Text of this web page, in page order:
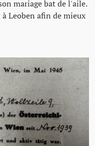
mariage bat de l'aile.
Leoben afin de mieux